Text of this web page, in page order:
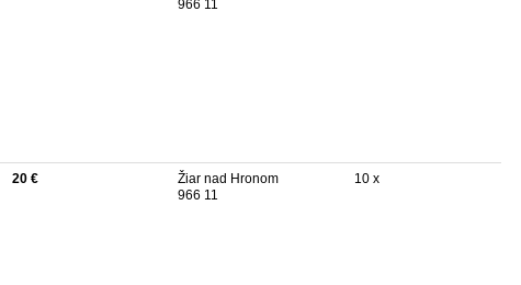
966 11
20 €
Žiar nad Hronom
966 11
10 x